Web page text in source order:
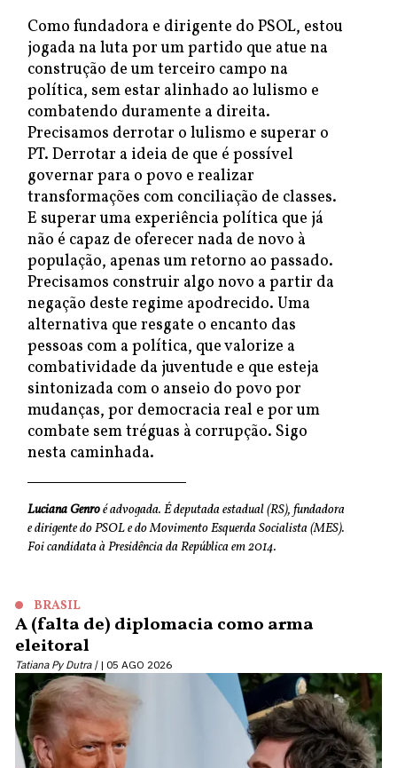
Como fundadora e dirigente do PSOL, estou
jogada na luta por um partido que atue na
construção de um terceiro campo na
política, sem estar alinhado ao lulismo e
combatendo duramente a direita.
Precisamos derrotar o lulismo e superar o
PT. Derrotar a ideia de que é possível
governar para o povo e realizar
transformações com conciliação de classes.
E superar uma experiência política que já
não é capaz de oferecer nada de novo à
população, apenas um retorno ao passado.
Precisamos construir algo novo a partir da
negação deste regime apodrecido. Uma
alternativa que resgate o encanto das
pessoas com a política, que valorize a
combatividade da juventude e que esteja
sintonizada com o anseio do povo por
mudanças, por democracia real e por um
combate sem tréguas à corrupção. Sigo
nesta caminhada.
Luciana Genroé advogada. É deputada estadual (RS), fundadora
e dirigente do PSOL e do Movimento Esquerda Socialista (MES).
Foi candidata à Presidência da República em 2014.
BRASIL
A (falta de) diplomacia como arma
eleitoral
Tatiana Py Dutra | 05 AGO 2026